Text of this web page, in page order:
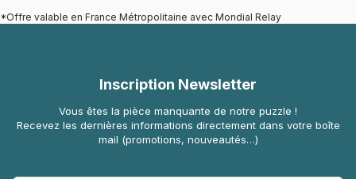
*Offre valable en France Métropolitaine avec Mondial Relay
Inscription Newsletter
Vous êtes la pièce manquante de notre puzzle !
Recevez les dernières informations directement dans votre boîte
mail (promotions, nouveautés…)